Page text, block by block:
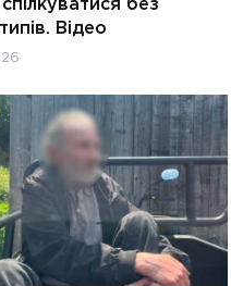
без
Відео